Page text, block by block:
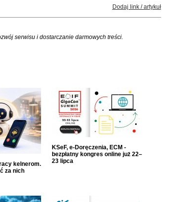
Dodaj link / artykuł
serwisu i dostarczanie darmowych treści.
kelnerom.
za nich
KSeF, e-Doręczenia, ECM -
bezpłatny kongres online już 22–
23 lipca